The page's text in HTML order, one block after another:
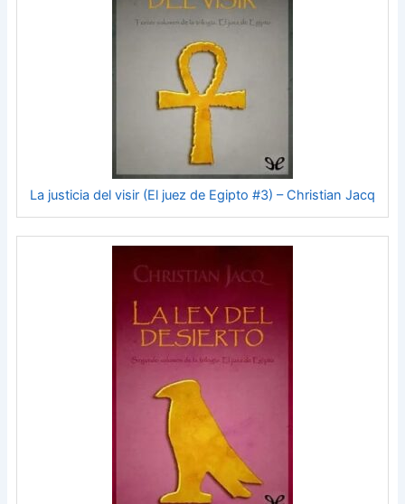
La justicia del visir (El juez de Egipto #3) – Christian Jacq